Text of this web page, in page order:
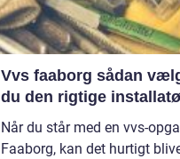
Vvs faaborg sådan vælger
du den rigtige
Når du står med en vvs-
Faaborg, kan det hurtigt